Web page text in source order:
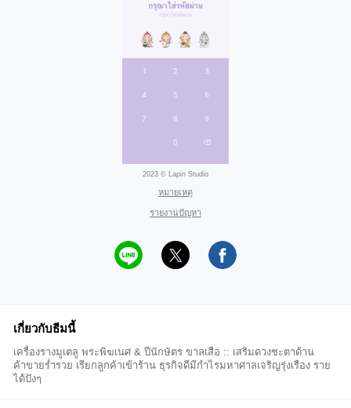
2023 © Lapin Studio
หมายเหตุ
รายงานปัญหา
เกี่ยวกับธีมนี้
เครื่องรางมูเตลู พระพิฆเนศ & ปีนักษัตร ขาลเสือ :: เสริมดวงชะตาด้าน
ค้าขายร่ำรวย เรียกลูกค้าเข้าร้าน ธุรกิจดีมีกำไรมหาศาลเจริญรุ่งเรือง ราย
ได้ปังๆ